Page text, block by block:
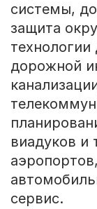
системы,
защита
технологии
дорожной
виадуков и
сервис.